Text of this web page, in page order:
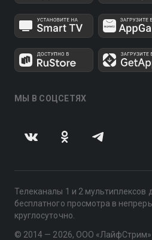
МЫ В СОЦСЕТЯХ
Телеканалы 1 и 2 мультиплексов
бесплатного просмотра в
круглосуточно.
© 2014 — 2026, ООО «ЛайфСтрим»,